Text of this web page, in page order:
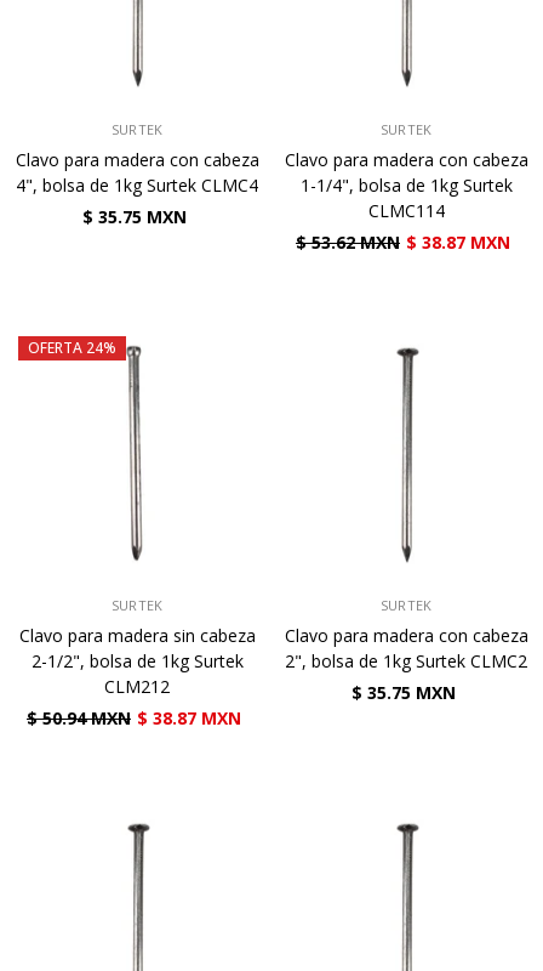
SURTEK
Clavo para madera con cabeza
4", bolsa de 1kg Surtek CLMC4
$ 35.75 MXN
SURTEK
Clavo para madera con cabeza
1-1/4", bolsa de 1kg Surtek
CLMC114
$ 53.62 MXN $ 38.87 MXN
OFERTA 24%
SURTEK
Clavo para madera sin cabeza
2-1/2", bolsa de 1kg Surtek
CLM212
$ 50.94 MXN $ 38.87 MXN
SURTEK
Clavo para madera con cabeza
2", bolsa de 1kg Surtek CLMC2
$ 35.75 MXN